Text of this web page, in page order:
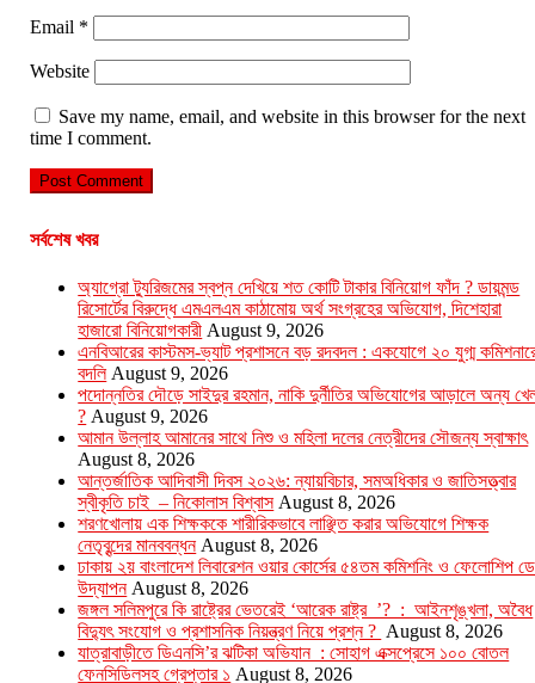
Email *
Website
Save my name, email, and website in this browser for the next
time I comment.
সর্বশেষ খবর
অ্যাগ্রো ট্যুরিজমের স্বপ্ন দেখিয়ে শত কোটি টাকার বিনিয়োগ ফাঁদ ? ডায়মন্ড
রিসোর্টের বিরুদ্ধে এমএলএম কাঠামোয় অর্থ সংগ্রহের অভিযোগ, দিশেহারা
হাজারো বিনিয়োগকারী August 9, 2026
এনবিআরের কাস্টমস-ভ্যাট প্রশাসনে বড় রদবদল : একযোগে ২০ যুগ্ম
বদলি August 9, 2026
পদোন্নতির দৌড়ে সাইদুর রহমান, নাকি দুর্নীতির অভিযোগের আড়ালে অন্য
? August 9, 2026
আমান উল্লাহ আমানের সাথে নিশু ও মহিলা দলের নেত্রীদের সৌজন্য স্বাক্ষাৎ
August 8, 2026
আন্তর্জাতিক আদিবাসী দিবস ২০২৬: ন্যায়বিচার, সমঅধিকার ও জাতিসত্ত্বার
স্বীকৃতি চাই – নিকোলাস বিশ্বাস August 8, 2026
শরণখোলায় এক শিক্ষককে শারীরিকভাবে লাঞ্ছিত করার অভিযোগে শিক্ষক
নেতৃবৃন্দের মানববন্ধন August 8, 2026
ঢাকায় ২য় বাংলাদেশ লিবারেশন ওয়ার কোর্সের ৫৪তম কমিশনিং ও ফেলোশিপ ডে
উদ্‌যাপন August 8, 2026
জঙ্গল সলিমপুরে কি রাষ্ট্রের ভেতরেই ‘আরেক রাষ্ট্র ’? : আইনশৃঙ্খলা, অবৈধ
বিদ্যুৎ সংযোগ ও প্রশাসনিক নিয়ন্ত্রণ নিয়ে প্রশ্ন ? August 8, 2026
যাত্রাবাড়ীতে ডিএনসি’র ঝটিকা অভিযান : সোহাগ এক্সপ্রেসে ১০০ বোতল
ফেনসিডিলসহ গ্রেপ্তার ১ August 8, 2026